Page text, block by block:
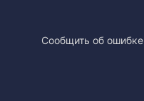
Сообщить об ошибке